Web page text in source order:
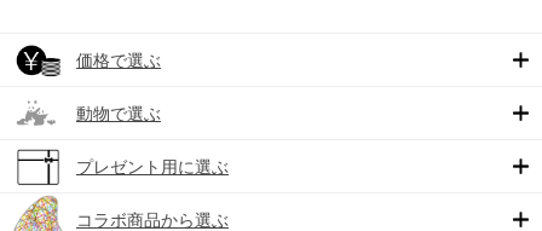
価格で選ぶ
動物で選ぶ
プレゼント用に選ぶ
コラボ商品から選ぶ